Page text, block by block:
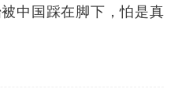
中国踩在脚下，怕是真